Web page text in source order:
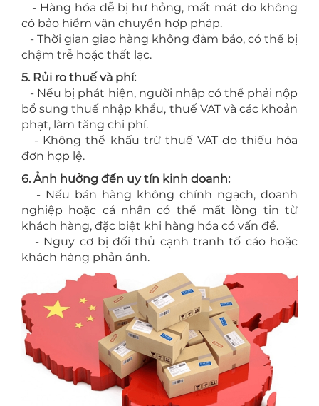
- Hàng hóa dễ bị hư hỏng, mất mát do không
có bảo hiểm vận chuyển hợp pháp.
- Thời gian giao hàng không đảm bảo, có thể bị
chậm trễ hoặc thất lạc.
5. Rủi ro thuế và phí:
- Nếu bị phát hiện, người nhập có thể phải nộp
bổ sung thuế nhập khẩu, thuế VAT và các khoản
phạt, làm tăng chi phí.
- Không thể khấu trừ thuế VAT do thiếu hóa
đơn hợp lệ.
6. Ảnh hưởng đến uy tín kinh doanh:
- Nếu bán hàng không chính ngạch, doanh
nghiệp hoặc cá nhân có thể mất lòng tin từ
khách hàng, đặc biệt khi hàng hóa có vấn đề.
- Nguy cơ bị đối thủ cạnh tranh tố cáo hoặc
khách hàng phản ánh.